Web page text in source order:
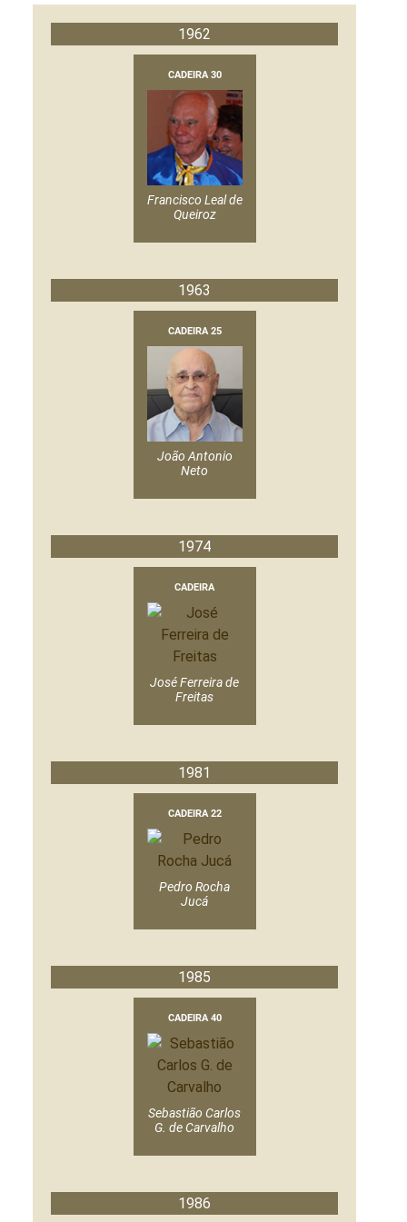
1962
CADEIRA 30
Francisco Leal de
Queiroz
1963
CADEIRA 25
João Antonio
Neto
1974
CADEIRA
José Ferreira de
Freitas
1981
CADEIRA 22
Pedro Rocha
Jucá
1985
CADEIRA 40
Sebastião Carlos
G. de Carvalho
1986